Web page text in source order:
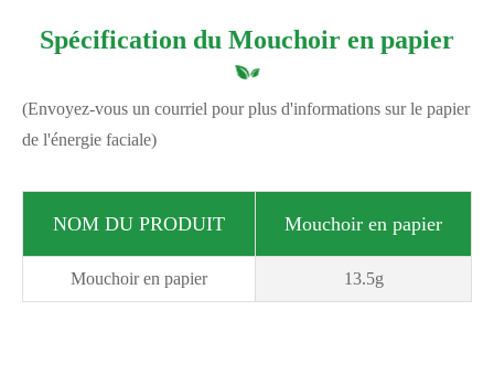
Spécification du Mouchoir en papier
(Envoyez-vous un courriel pour plus d'informations sur le papier
de l'énergie faciale)
NOM DU PRODUIT Mouchoir en papier
Mouchoir en papier 13.5g